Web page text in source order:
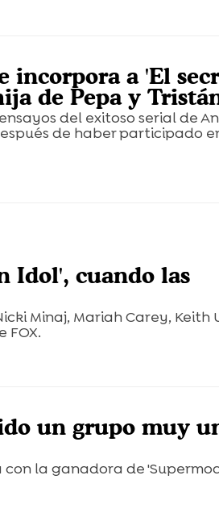
incorpora a 'El
de Pepa y
del exitoso serial de
de haber participado
Idol', cuando las
Minaj, Mariah Carey, Keith
FOX.
un grupo muy
la ganadora de